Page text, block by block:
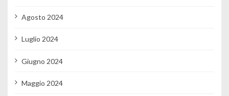
Agosto 2024
Luglio 2024
Giugno 2024
Maggio 2024